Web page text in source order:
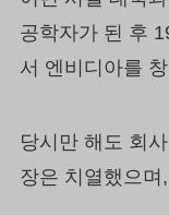
공학자가 된 후
서 엔비디아를
당시만 해도 회
장은 치열했으